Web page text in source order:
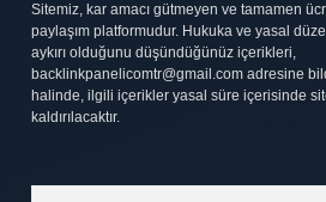
Sitemiz, kar amacı gütmeyen ve tamamen
paylaşım platformudur. Hukuka ve yasal
aykırı olduğunu düşündüğünüz içerikleri,
backlinkpanelicomtr@gmail.comadresine
halinde, ilgili içerikler yasal süre içerisinde
kaldırılacaktır.